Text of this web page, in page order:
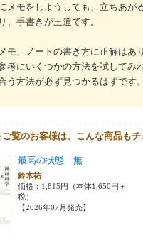
メモをしようしても、立ちあが
、手書きが王道です。
モ、ノートの書き方に正解はあ
考にいくつかの方法を試してみれ
う方法が必ず見つかるはずです。
覧のお客様は、こんな商品もチ
最高の状態 無
鈴木祐
価格：1,815円（本体1,650円＋
税）
【2026年07月発売】